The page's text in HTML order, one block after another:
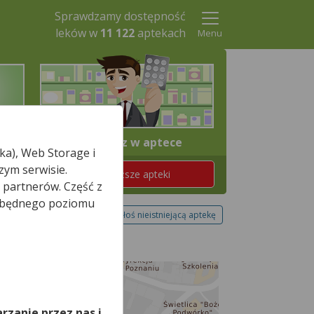
Sprawdzamy dostępność
leków w 11 122aptekach Menu
4. Odbierz w aptece
Znajdź teraz najbliższe apteki
Zgłoś nieistniejącą aptekę
Web Storage i
serwisie.
Część z
poziomu